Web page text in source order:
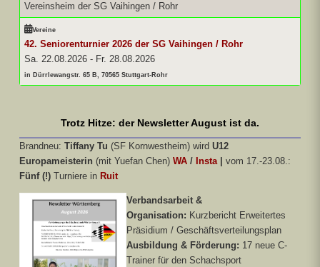
Vereinsheim der SG Vaihingen / Rohr
Vereine
42. Seniorenturnier 2026 der SG Vaihingen / Rohr
Sa. 22.08.2026 - Fr. 28.08.2026
in Dürrlewangstr. 65 B, 70565 Stuttgart-Rohr
Trotz Hitze: der Newsletter August ist da.
Brandneu: Tiffany Tu (SF Kornwestheim) wird U12
Europameisterin (mit Yuefan Chen) WA / Insta| vom 17.-23.08.:
Fünf (!) Turniere in Ruit
Verbandsarbeit &
Organisation: Kurzbericht Erweitertes
Präsidium / Geschäftsverteilungsplan
Ausbildung & Förderung: 17 neue C-
Trainer für den Schachsport